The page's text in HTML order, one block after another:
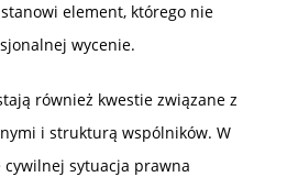
element, którego nie
wycenie.
również kwestie związane z
i strukturą wspólników. W
cywilnej sytuacja prawna